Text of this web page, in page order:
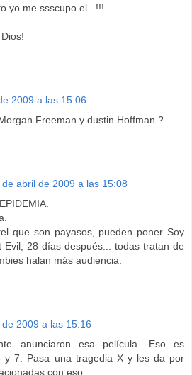
yo me ssscupo el...!!!
2009 a las 15:06
Freeman y dustin Hoffman ?
de abril de 2009 a las 15:08
que son payasos, pueden poner Soy
Evil, 28 días después... todas tratan de
halan más audiencia.
2009 a las 15:16
anunciaron esa película. Eso es
y 7. Pasa una tragedia X y les da por
con eso.